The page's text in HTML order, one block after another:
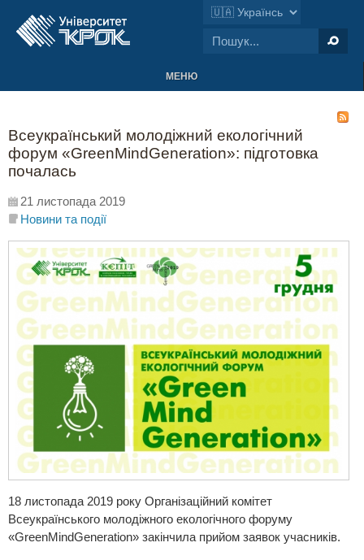
МЕНЮ
Всеукраїнський молодіжний екологічний
форум «GreenMindGеneration»: підготовка
почалась
21 листопада 2019
Новини та події
18 листопада 2019 року Організаційний комітет
Всеукраїнського молодіжного екологічного форуму
«GreenMindGеneration» закінчила прийом заявок учасників.